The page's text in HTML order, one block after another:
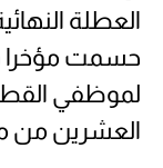
العطلة
حسمت مؤخرا
لموظفي
العشرين من